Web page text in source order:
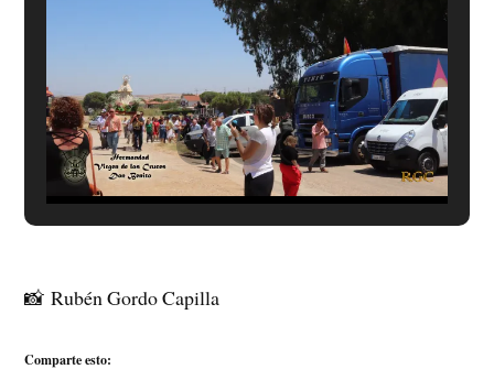
📸 Rubén Gordo Capilla
Comparte esto: